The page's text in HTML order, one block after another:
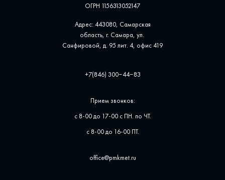
ОГРН 1156313052147
Адрес: 443080, Самарская
область, г. Самара, ул. ​
Санфировой, д. 95 лит. 4, офис ​419
+7(846) 300‒44‒83
Прием звонков:
с 8-00 до 17-00 с ПН. по ЧТ.
с 8-00 до 16-00 ПТ.
office@pmkmet.ru